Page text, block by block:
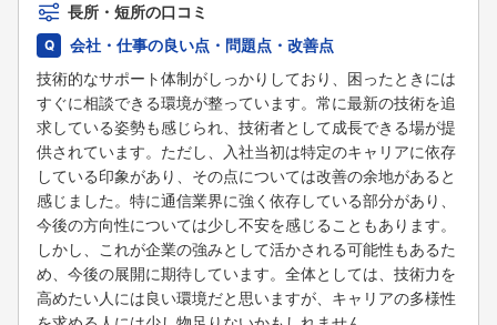
長所・短所の口コミ
会社・仕事の良い点・問題点・改善点
技術的なサポート体制がしっかりしており、困ったときには
すぐに相談できる環境が整っています。常に最新の技術を追
求している姿勢も感じられ、技術者として成長できる場が提
供されています。ただし、入社当初は特定のキャリアに依存
している印象があり、その点については改善の余地があると
感じました。特に通信業界に強く依存している部分があり、
今後の方向性については少し不安を感じることもあります。
しかし、これが企業の強みとして活かされる可能性もあるた
め、今後の展開に期待しています。全体としては、技術力を
高めたい人には良い環境だと思いますが、キャリアの多様性